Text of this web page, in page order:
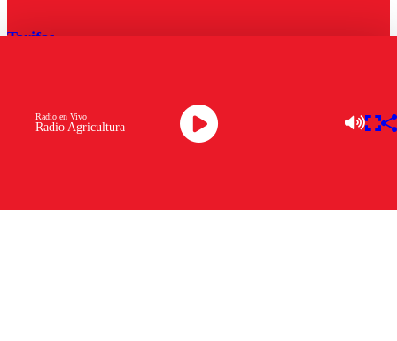
Radio Agricultura
Radio en Vivo
Tarifas
Descarga la APP